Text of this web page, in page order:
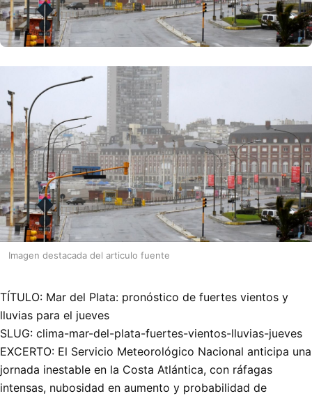
Imagen destacada del articulo fuente
TÍTULO: Mar del Plata: pronóstico de fuertes vientos y
lluvias para el jueves
SLUG: clima-mar-del-plata-fuertes-vientos-lluvias-jueves
EXCERTO: El Servicio Meteorológico Nacional anticipa una
jornada inestable en la Costa Atlántica, con ráfagas
intensas, nubosidad en aumento y probabilidad de